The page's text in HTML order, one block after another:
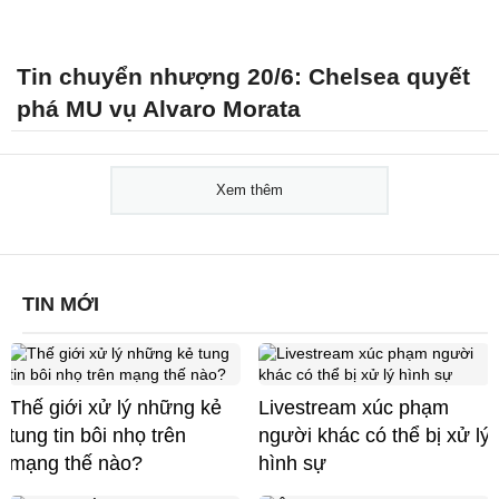
Tin chuyển nhượng 20/6: Chelsea quyết
phá MU vụ Alvaro Morata
Xem thêm
TIN MỚI
Thế giới xử lý những kẻ
tung tin bôi nhọ trên
mạng thế nào?
Livestream xúc phạm
người khác có thể bị xử lý
hình sự